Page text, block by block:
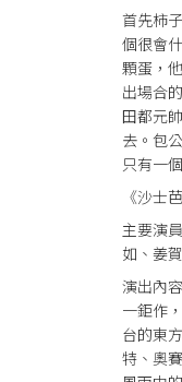
首先柿
個很會
顆蛋，
出場合
田都元
去。包
只有一
《沙士
主要演
如、姜
演出內
一鉅作
台的東
特、奧